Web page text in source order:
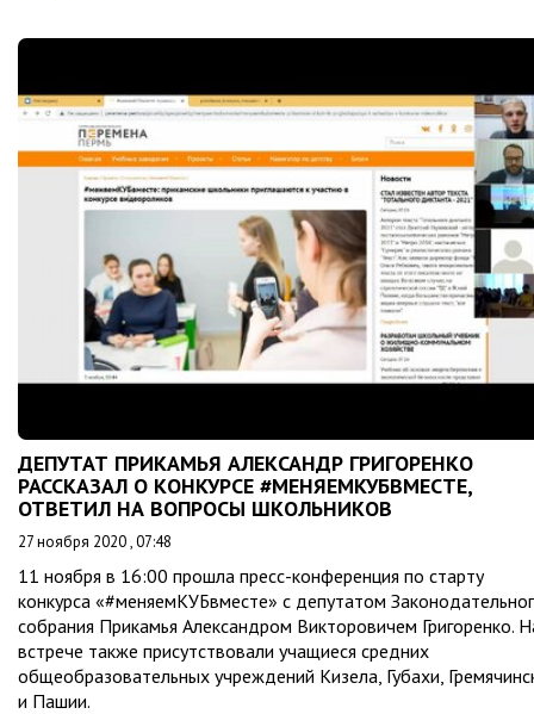
ДЕПУТАТ ПРИКАМЬЯ АЛЕКСАНДР ГРИГОРЕНКО
РАССКАЗАЛ О КОНКУРСЕ #МЕНЯЕМКУБВМЕСТЕ,
ОТВЕТИЛ НА ВОПРОСЫ ШКОЛЬНИКОВ
27 ноября 2020 , 07:48
11 ноября в 16:00 прошла пресс-конференция по старту
конкурса «#меняемКУБвместе» с депутатом
собрания Прикамья Александром Викторовичем Григоренко.
встрече также присутствовали учащиеся средних
общеобразовательных учреждений Кизела, Губахи,
и Пашии.